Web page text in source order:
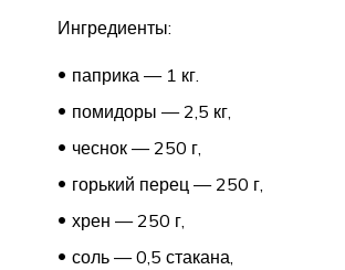
Ингредиенты:
паприка — 1 кг.
помидоры — 2,5 кг,
чеснок — 250 г,
горький перец — 250 г,
хрен — 250 г,
соль — 0,5 стакана,